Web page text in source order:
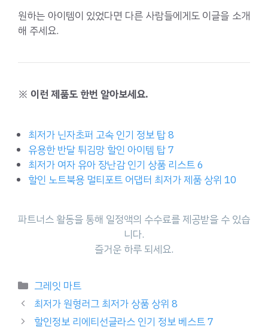
원하는 아이템이 있었다면 다른 사람들에게도 이글을 소개
해 주세요.
※ 이런 제품도 한번 알아보세요.
최저가 닌자초퍼 고속 인기 정보 탑 8
유용한 반달 튀김망 할인 아이템 탑 7
최저가 여자 유아 장난감 인기 상품 리스트 6
할인 노트북용 멀티포트 어댑터 최저가 제품 상위 10
파트너스 활동을 통해 일정액의 수수료를 제공받을 수 있습
니다.
즐거운 하루 되세요.
Categories
그레잇 마트
최저가 원형러그 최저가 상품 상위 8
할인정보 리에티선글라스 인기 정보 베스트 7